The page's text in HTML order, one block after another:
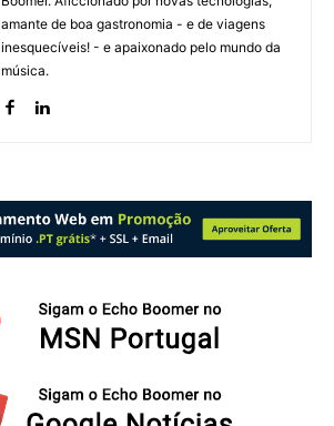
amante de boa gastronomia - e de viagens
inesquecíveis! - e apaixonado pelo mundo da
música.